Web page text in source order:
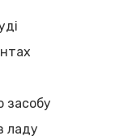
засобу
ладу